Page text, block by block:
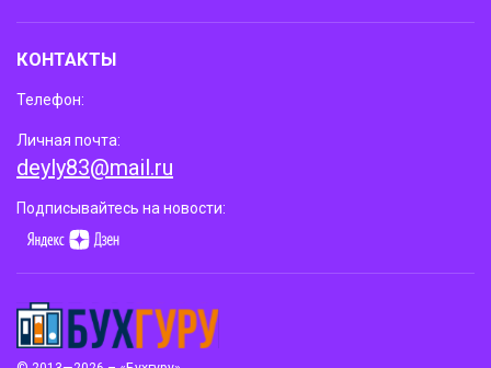
КОНТАКТЫ
Телефон:
Личная почта:
deyly83@mail.ru
Подписывайтесь на новости: